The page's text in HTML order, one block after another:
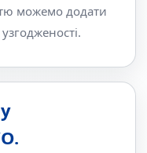
можемо додати